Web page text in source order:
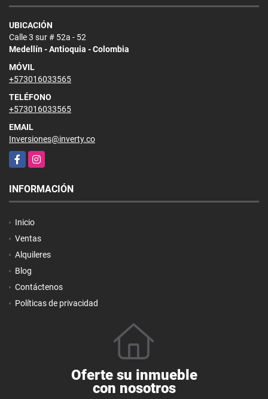
UBICACIÓN
Calle 3 sur # 52a - 52
Medellín - Antioquia - Colombia
MÓVIL
+573016033565
TELÉFONO
+573016033565
EMAIL
Inversiones@inverty.co
FacebookInstagram
INFORMACIÓN
Inicio
Ventas
Alquileres
Blog
Contáctenos
Políticas de privacidad
Oferte su inmueble
con nosotros